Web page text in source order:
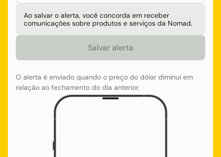
Ao salvar o alerta, você concorda em receber
comunicações sobre produtos e serviços da Nomad.
O alerta é enviado quando o preço do dólar diminui em
relação ao fechamento do dia anterior.